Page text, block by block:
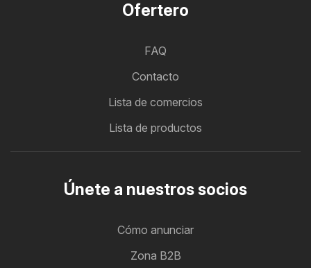
Ofertero
FAQ
Contacto
Lista de comercios
Lista de productos
Únete a nuestros socios
Cómo anunciar
Zona B2B